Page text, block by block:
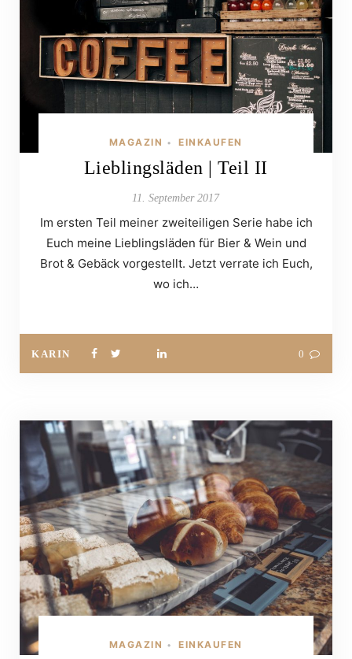
MAGAZIN • EINKAUFEN
Lieblingsläden | Teil II
11. September 2017
Im ersten Teil meiner zweiteiligen Serie habe ich
Euch meine Lieblingsläden für Bier & Wein und
Brot & Gebäck vorgestellt. Jetzt verrate ich Euch,
wo ich…
KARIN 0
MAGAZIN • EINKAUFEN